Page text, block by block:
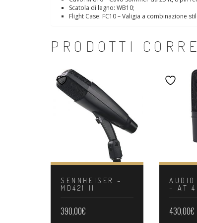
Scatola di legno: WB10;
Flight Case: FC10 – Valigia a combinazione
PRODOTTI
SENNHEISER –
MD421 II
390,00€
– AT
430,00€